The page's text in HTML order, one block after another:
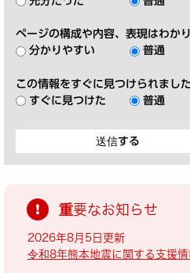
ページの構成や内容、表現はわか
分かりやすい
普通
この情報をすぐに見つけられまし
すぐに見つけた
普通
重要なお知らせ
2026年8月5日更新
令和8年熊本地震に関する支援情